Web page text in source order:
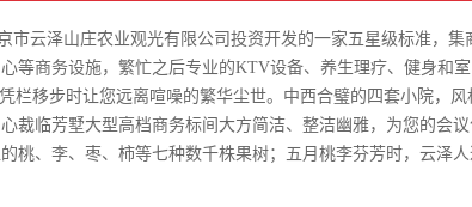
云泽山庄农业观光有限公司投资开发的一家五星级标准，
等商务设施，繁忙之后专业的KTV设备、养生理疗、健身和
栏移步时让您远离喧噪的繁华尘世。中西合璧的四套小院，
裁临芳墅大型高档商务标间大方简洁、整洁幽雅，为您的会
桃、李、枣、柿等七种数千株果树；五月桃李芬芳时，云泽